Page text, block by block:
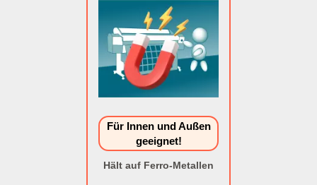
Für Innen und Außen
geeignet!
Hält auf Ferro-Metallen